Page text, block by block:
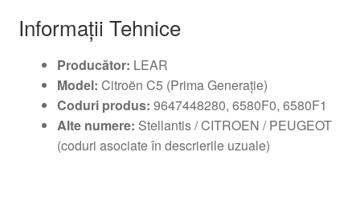
Informații Tehnice
Producător: LEAR
Model: Citroën C5 (Prima Generație)
Coduri produs: 9647448280, 6580F0, 6580F1
Alte numere: Stellantis / CITROEN / PEUGEOT
(coduri asociate în descrierile uzuale)